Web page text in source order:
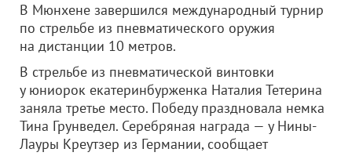
В Мюнхене завершился международный турнир
по стрельбе из пневматического оружия
на дистанции 10 метров.
В стрельбе из пневматической винтовки
у юниорок екатеринбурженка Наталия Тетерина
заняла третье место. Победу праздновала немка
Тина Грунведел. Серебряная награда — у Нины-
Лауры Креутзер из Германии, сообщает